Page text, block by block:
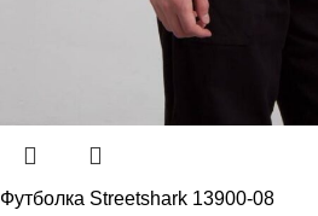
Футболка Streetshark 13900-08